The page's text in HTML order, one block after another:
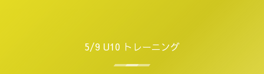
5/9 U10 トレーニング